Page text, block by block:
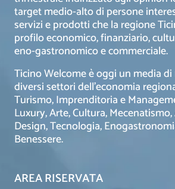
target medio-alto di persone
servizi e prodotti che la regione
profilo economico, finanziario,
eno-gastronomico e commerciale.
Ticino Welcome è oggi un media
diversi settori dell’economia
Turismo, Imprenditoria e
Luxury, Arte, Cultura,
Design, Tecnologia,
Benessere.
AREA RISERVATA